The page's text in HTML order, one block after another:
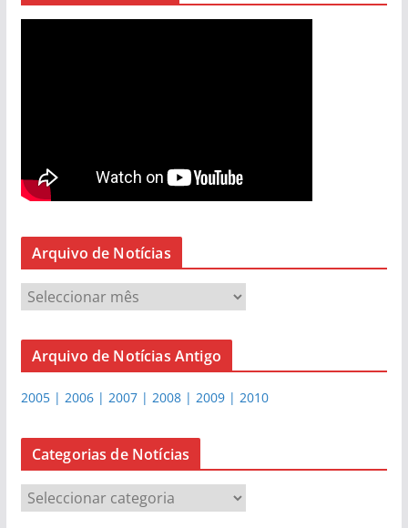
Arquivo de Notícias
r
q
v
e
N
Arquivo de Notícias Antigo
2005 | 2006 | 2007 | 2008 | 2009 | 2010
Categorias de Notícias
a